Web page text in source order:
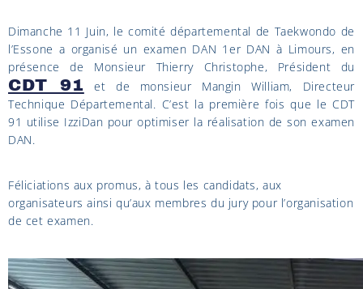
Dimanche 11 Juin, le comité départemental de Taekwondo de
l’Essone a organisé un examen DAN 1er DAN à Limours, en
présence de Monsieur Thierry Christophe, Président du
CDT 91 et de monsieur Mangin William, Directeur
Technique Départemental. C’est la première fois que le CDT
91 utilise IzziDan pour optimiser la réalisation de son examen
DAN.
Féliciations aux promus, à tous les candidats, aux
organisateurs ainsi qu’aux membres du jury pour l’organisation
de cet examen.